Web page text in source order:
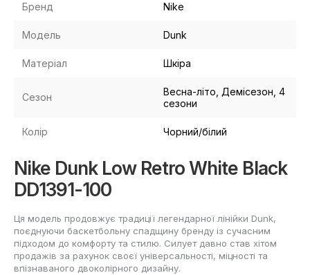
Бренд Nike
Модель Dunk
Матеріал Шкіра
Сезон
Весна-літо, Демісезон, 4
сезони
Колір Чорний/білий
Nike Dunk Low Retro White Black
DD1391-100
Ця модель продовжує традиції легендарної лінійки Dunk,
поєднуючи баскетбольну спадщину бренду із сучасним
підходом до комфорту та стилю. Силует давно став хітом
продажів за рахунок своєї універсальності, міцності та
впізнаваного двоколірного дизайну.